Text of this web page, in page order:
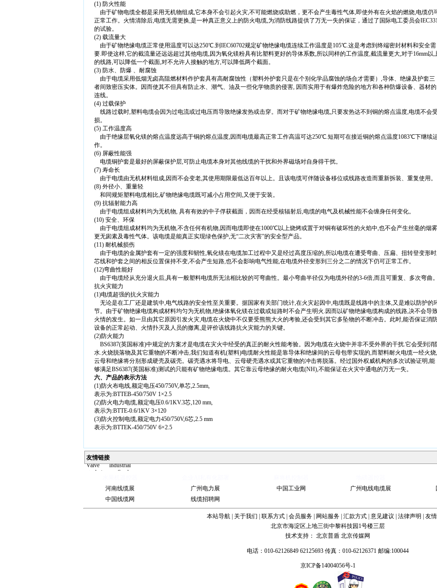
(1) 防火性能
由于矿物电缆全都是采用无机物组成,它本身不会引起火灾,不可能燃烧或助燃，更不会产生毒性气体,即使外有在火焰的燃烧,电缆仍
正常工作。火情清除后,电缆无需更换,是一种真正意义上的防火电缆,为消防线路提供了万无一失的保证，通过了国际电工委员会
的试验。
(2) 载流量大
由于矿物绝缘电缆正常使用温度可以达250℃.到IEC60702规定矿物绝缘电缆连续工作温度是105℃.这是考虑到终端密封材料和安全需
要.即使这样,它的截流量还远远超过其他电缆,因为氧化镁粉具有比塑料更好的导体系数,所以同样的工作温度,截流量更大,对于16mm以
的线路,可以降低一个截面,对不允许人接触的地方,可以降低两个截面。
(3) 防水、防爆 、耐腐蚀
由于电缆采用低烟无卤高阻燃材料作护套具有高耐腐蚀性（塑料外护套只是在个别化学品腐蚀的场合才需要）,导体、绝缘及护套三
者间致密压实体。因而使其不但具有防止水、潮气、油及一些化学物质的侵害, 因而实用于有爆炸危险的地方和各种防爆设备、器材的
连线。
(4) 过载保护
线路过载时,塑料电缆会因为过电流或过电压而导致绝缘发热或击穿。而对于矿物绝缘电缆,只要发热达不到铜的熔点温度,电缆不会受
损。
(5) 工作温度高
由于绝缘层氧化镁的熔点温度远高于铜的熔点温度,因而电缆最高正常工作高温可达250℃.短期可在接近铜的熔点温度1083℃下继续
作。
(6) 屏蔽性能强
电缆铜护套是最好的屏蔽保护层,可防止电缆本身对其他线缆的干扰和外界磁场对自身得干扰。
(7) 寿命长
由于电缆由无机材料组成,因而不会变老,其使用期限最低达百年以上。且该电缆可伴随设备移位或线路改造而重新拆装、重复使用。
(8) 外径小、重量轻
和同规矩塑料电缆相比,矿物绝缘电缆既可减小占用空间,又便于安装。
(9) 抗辐射能力高
由于电缆组成材料均为无机物, 具有有效的中子俘获截面，因而在经受核辐射后,电缆的电气及机械性能不会缠身任何变化。
(10) 安全、环保
由于电缆组成材料均为无机物,不含任何有机物,因而电缆即使在1000℃以上烧烤或置于对铜有破坏性的火焰中,也不会产生丝毫的烟
更无囱素及毒性气体。该电缆是能真正实现绿色保护,无“二次灾害”的安全型产品。
(11) 耐机械损伤
由于电缆的金属护套有一定的强度和韧性,氧化镁在电缆加工过程中又是经过高度压缩的,所以电缆在遭受弯曲、压扁、扭转登变形
芯线和护套之间的相反位置保持不变,不会产生短路,也不会影响电气性能,在电缆外径变形到三分之二的情况下仍可正常工作。
(12)弯曲性能好
由于电缆经从充分退火后,具有一般塑料电缆所无法相比较的可弯曲性。最小弯曲半径仅为电缆外径的3-6倍,而且可重复、多次弯曲。
抗火灾能力
(1)电缆超强的抗火灾能力
无论是在工厂还是建筑中,电气线路的安全性至关重要。据国家有关部门统计,在火灾起因中,电缆既是线路中的主体,又是难以防护的
节。由于矿物绝缘电缆构成材料均匀为无机物,绝缘体氧化镁在过载或短路时不会产生明火.因而以矿物绝缘电缆构成的线路,决不会导
火情的发生。如一旦由其它原因引发火灾,电缆在火烧中不仅要受熊熊大火的考验,还会受到其它多坠物的不断冲击。此时,能否保证消
设备的正常起动、火情扑灭及人员的撤离,是评价该线路抗火灾能力的关键。
(2)防火能力
BS6387(英国标准)中规定的方案才是电缆在灾火中经受的真正的耐火性能考验。因为电缆在火烧中并非不受外界的干扰.它会受到消
水.火烧脱落物及其它重物的不断冲击,我们知道有机(塑料)电缆耐火性能是靠导体和绝缘间的云母包带实现的,而塑料耐火电缆一经火烧,
云母和绝缘将分别形成硬壳及碳壳。碳壳遇水将导电、云母硬壳遇水或其它重物的冲击将脱落。经过国外权威机构的多次试验证明,能
够满足BS6387(英国标准)测试的只能有矿物绝缘电缆。其它靠云母绝缘的耐火电缆(NH),不能保证在火灾中通电的万无一失。
六、产品的表示方法
(1)防火布电线,额定电压450/750V,单芯,2.5mm,
表示为:BTTEB-450/750V 1×2.5
(2)防火电力电缆,额定电压0.6/1KV.3芯,120 mm,
表示为:BTTE-0.6/1KV 3×120
(3)防火控制电缆,额定电力450/750V,6芯,2.5 mm
表示为:BTTEK-450/750V 6×2.5
友情链接
Valve
China
Industrial
Valve
industrial
steel pipe
Steel
spiral
bevel gear
河南线缆展
广州电力展 中国工业网 广州电线电缆展
中国线缆网
线缆招聘网
本站导航 关于我们 联系方式 会员服务 网站服务 汇款方式 意见建议 法律声明
友
北京市海淀区上地三街中黎科技园1号楼三层
技术支持： 北京普盾 北京传媒网
电话：010-62126849 62125693 传真：010-62126371 邮编:100044
京ICP备14004056号-1